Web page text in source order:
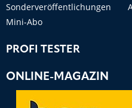
Sonderveröffentlichungen
Mini-Abo
PROFI TESTER
ONLINE-MAGAZIN